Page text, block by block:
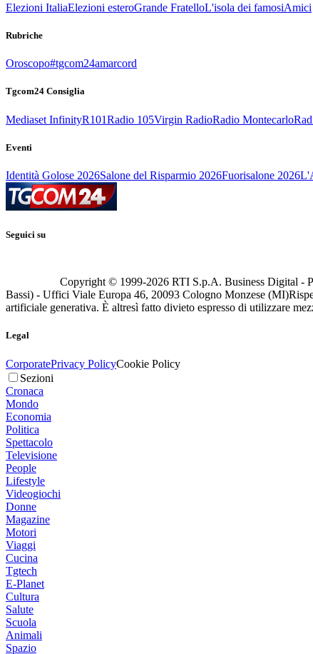
Elezioni ItaliaElezioni esteroGrande FratelloL'isola dei famosiAmici
Rubriche
Oroscopo#tgcom24amarcord
Tgcom24 Consiglia
Mediaset InfinityR101Radio 105Virgin RadioRadio Montecarlo
Eventi
Identità Golose 2026Salone del Risparmio 2026Fuorisalone 2026
Seguici su
Copyright © 1999-2026 RTI S.p.A. Business Digital -
Bassi) - Uffici Viale Europa 46, 20093 Cologno Monzese (MI)
artificiale generativa. È altresì fatto divieto espresso di utilizzare
Legal
CorporatePrivacy PolicyCookie Policy
Sezioni
Cronaca
Mondo
Economia
Politica
Spettacolo
Televisione
People
Lifestyle
Videogiochi
Donne
Magazine
Motori
Viaggi
Cucina
Tgtech
E-Planet
Cultura
Salute
Scuola
Animali
Spazio